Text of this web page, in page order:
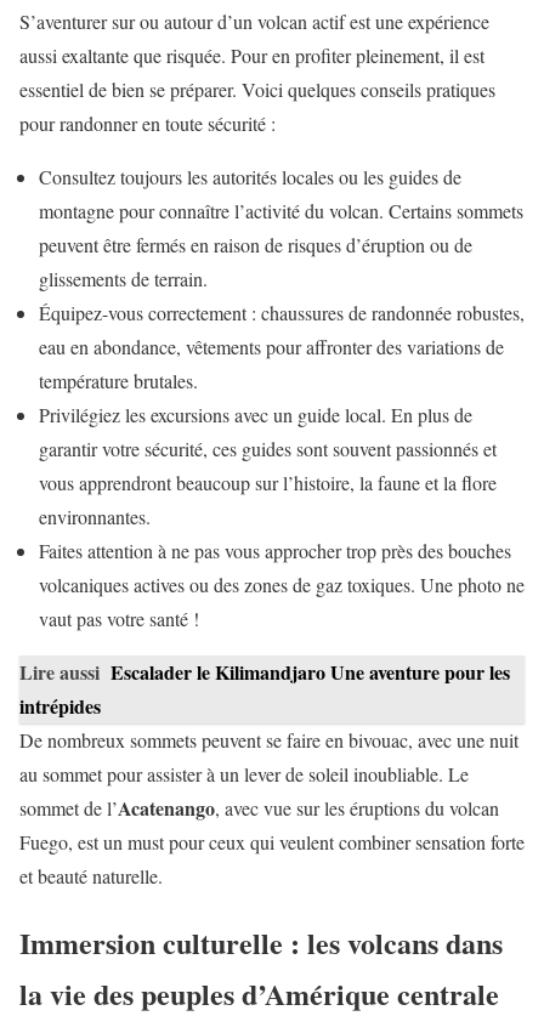
S’aventurer sur ou autour d’un volcan actif est une expérience
aussi exaltante que risquée. Pour en profiter pleinement, il est
essentiel de bien se préparer. Voici quelques conseils pratiques
pour randonner en toute sécurité :
Consultez toujours les autorités locales ou les guides de
montagne pour connaître l’activité du volcan. Certains sommets
peuvent être fermés en raison de risques d’éruption ou de
glissements de terrain.
Équipez-vous correctement : chaussures de randonnée robustes,
eau en abondance, vêtements pour affronter des variations de
température brutales.
Privilégiez les excursions avec un guide local. En plus de
garantir votre sécurité, ces guides sont souvent passionnés et
vous apprendront beaucoup sur l’histoire, la faune et la flore
environnantes.
Faites attention à ne pas vous approcher trop près des bouches
volcaniques actives ou des zones de gaz toxiques. Une photo ne
vaut pas votre santé !
Lire aussi Escalader le Kilimandjaro Une aventure pour les
intrépides
De nombreux sommets peuvent se faire en bivouac, avec une nuit
au sommet pour assister à un lever de soleil inoubliable. Le
sommet de l’Acatenango, avec vue sur les éruptions du volcan
Fuego, est un must pour ceux qui veulent combiner sensation forte
et beauté naturelle.
Immersion culturelle : les volcans dans
la vie des peuples d’Amérique centrale